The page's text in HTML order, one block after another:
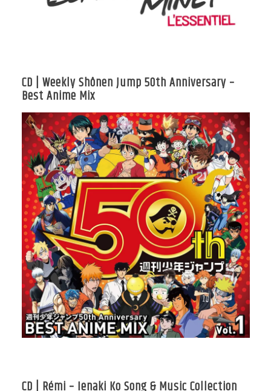
CD | Weekly Shônen Jump 50th Anniversary –
Best Anime Mix
CD | Rémi – Ienaki Ko Song & Music Collection